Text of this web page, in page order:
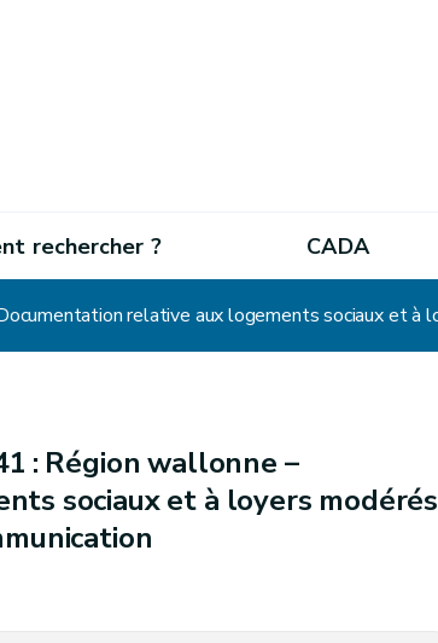
rechercher ? CADA
: Région wallonne –
sociaux et à loyers modérés